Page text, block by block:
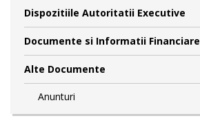
Dispozitiile Autoritatii Executive
Documente si Informatii Financiare
Alte Documente
Anunturi